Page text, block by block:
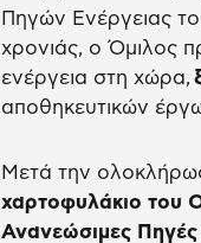
Πηγών Ενέργειας
χρονιάς, ο Όμιλος
ενέργεια στη χώρα,
αποθηκευτικών
Μετά την
χαρτοφυλάκιο του
Ανανεώσιμες Πηγές